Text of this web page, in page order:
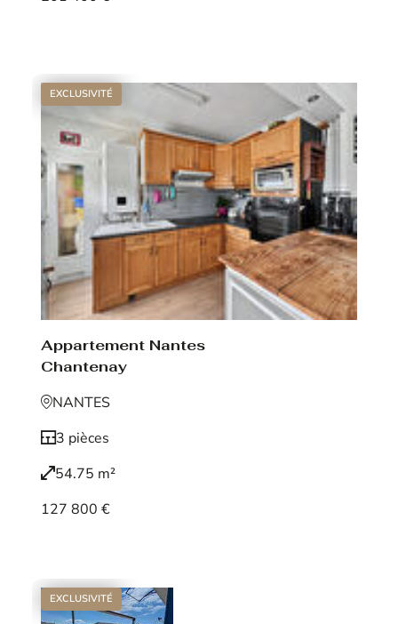
EXCLUSIVITÉ
Appartement Nantes
Chantenay
NANTES
3 pièces
54.75 m²
127 800 €
EXCLUSIVITÉ